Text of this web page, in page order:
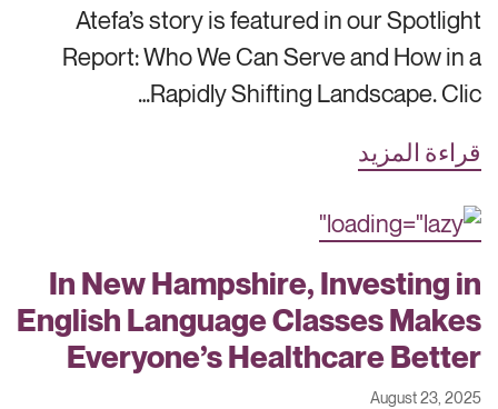
Atefa’s story is featured in our Spotlight
Report: Who We Can Serve and How in a
Rapidly Shifting Landscape. Clic…
قراءة المزيد
In New Hampshire, Investing in
English Language Classes Makes
Everyone’s Healthcare Better
August 23, 2025